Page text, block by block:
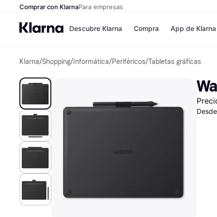
Comprar con KlarnaPara empresas
Descubre Klarna
Formas de pago
Paga ahora
Paga en 3 plazos
Paga en 30 días
Financiación
Compra
Tiendas
Zalando Prive
JD Sports
App de Klarna
Klarna/Shopping/ Informática/Periféricos/Tabletas gráficas